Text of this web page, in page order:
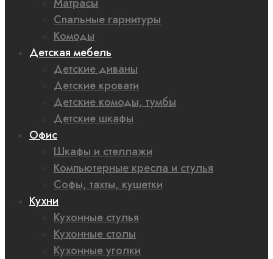
Спальные гарнитуры
Комоды
Детская мебель
Детские диваны
Детские кровати
Детские комоды, тумбы
Детские шкафы
Офис
Шкафы и стеллажи
Компьютерные кресла и стулья
Софы, тахты, кушетки
Кухни
Кухонные стулья
Кухонные столы
Кухонные уголки